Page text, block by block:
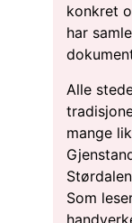
konkret
har
Alle
mange
Som